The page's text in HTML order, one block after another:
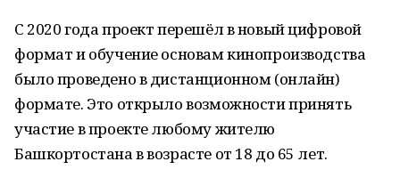
С 2020 года проект перешёл в новый цифровой
формат и обучение основам кинопроизводства
было проведено в дистанционном (онлайн)
формате. Это открыло возможности принять
участие в проекте любому жителю
Башкортостана в возрасте от 18 до 65 лет.